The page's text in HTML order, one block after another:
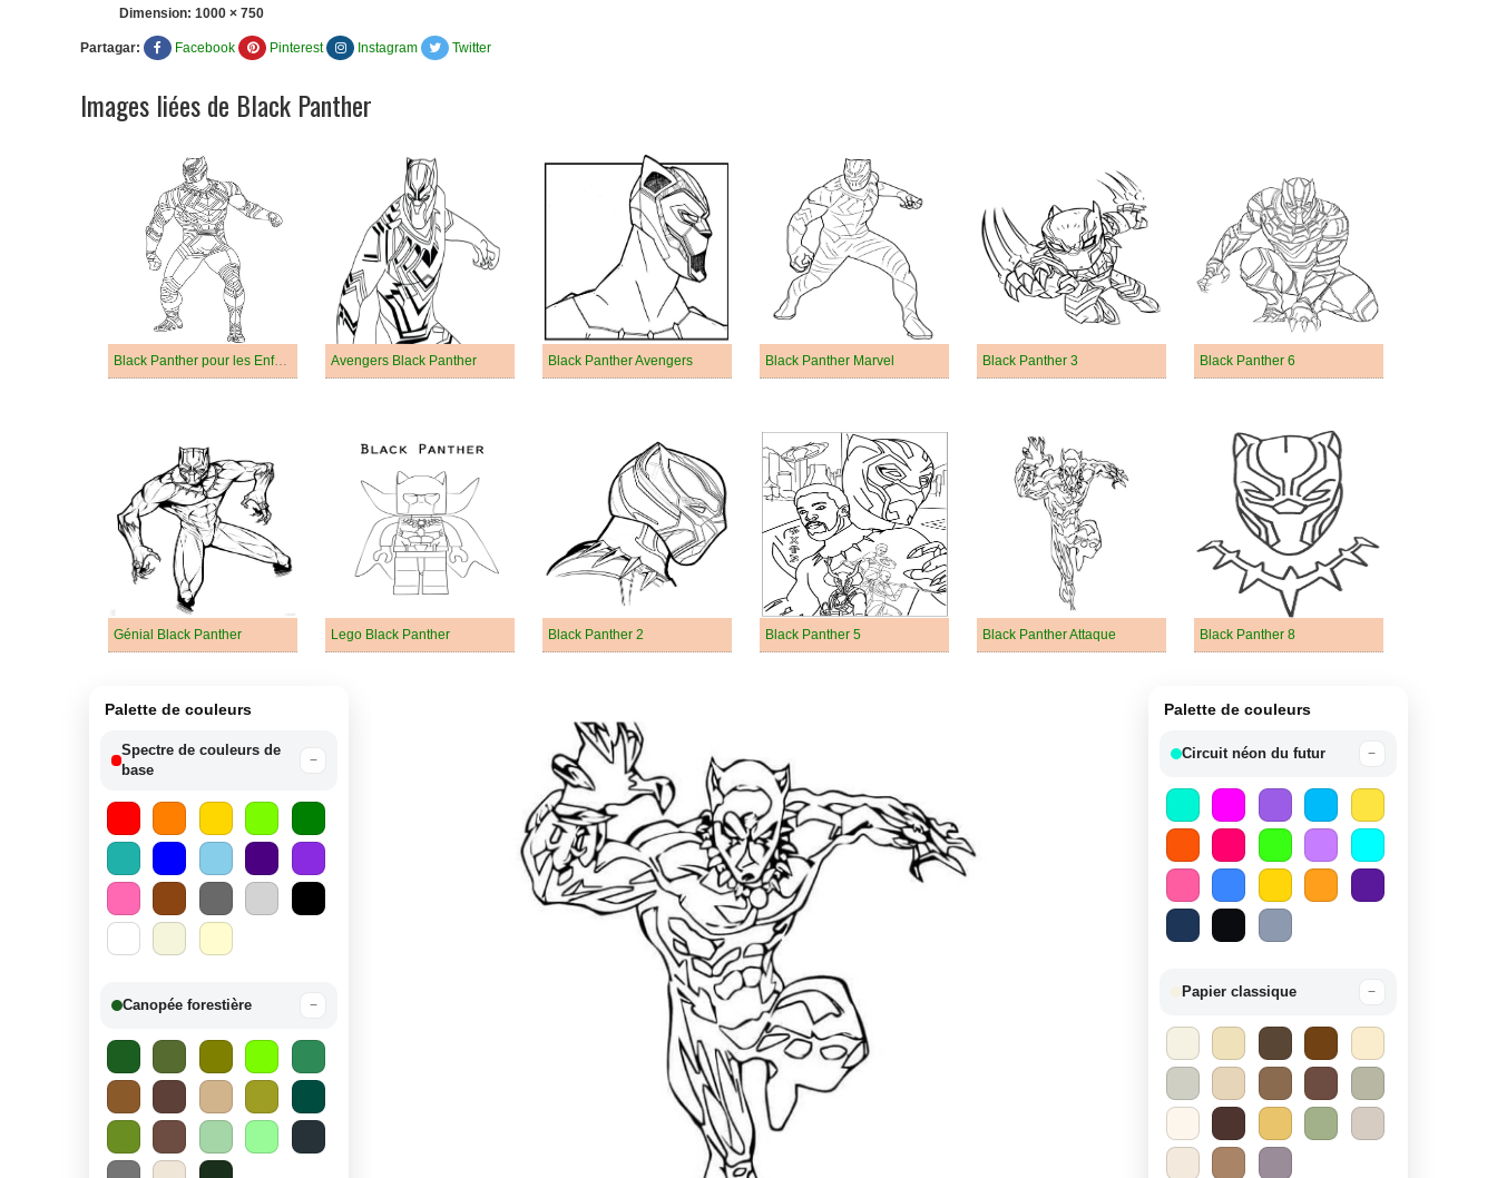
Dimension: 1000 × 750
Partagar: Facebook Pinterest Instagram Twitter
Images liées de Black Panther
Black Panther pour les Enfants Avengers Black Panther Black Panther Avengers Black Panther Marvel Black Panther 3 Black Panther 6
Génial Black Panther Lego Black Panther Black Panther 2 Black Panther 5 Black Panther Attaque Black Panther 8
Palette de couleurs
Spectre de couleurs de
base
−
Canopée forestière −
Palette de couleurs
Circuit néon du futur −
Papier classique −